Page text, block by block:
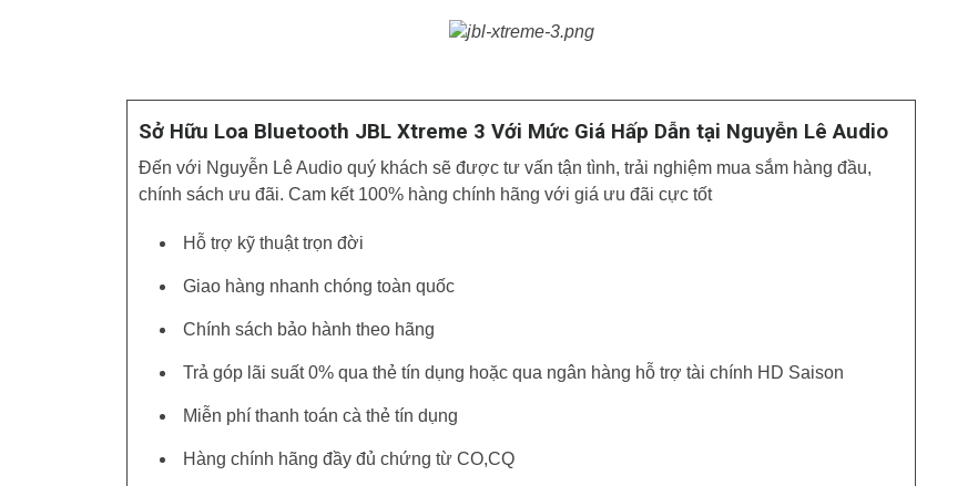
Sở Hữu Loa Bluetooth JBL Xtreme 3 Với Mức Giá Hấp Dẫn tại Nguyễn Lê Audio
Đến với Nguyễn Lê Audio quý khách sẽ được tư vấn tận tình, trải nghiệm mua sắm hàng đầu,
chính sách ưu đãi. Cam kết 100% hàng chính hãng với giá ưu đãi cực tốt
Hỗ trợ kỹ thuật trọn đời
Giao hàng nhanh chóng toàn quốc
Chính sách bảo hành theo hãng
Trả góp lãi suất 0% qua thẻ tín dụng hoặc qua ngân hàng hỗ trợ tài chính HD Saison
Miễn phí thanh toán cà thẻ tín dụng
Hàng chính hãng đầy đủ chứng từ CO,CQ